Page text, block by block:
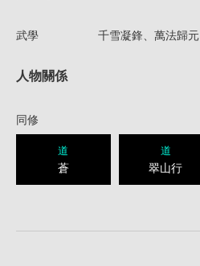
武學 千雪凝鋒、萬法歸元
人物關係
同修
道
蒼
道
翠山行